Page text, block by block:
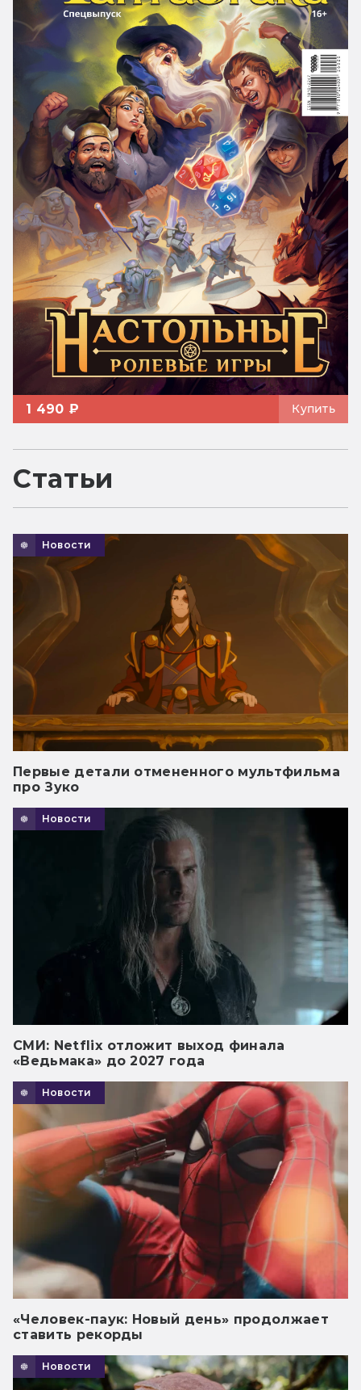
1 490 ₽ Купить
Статьи
Новости
Первые детали отмененного мультфильма
про Зуко
Новости
СМИ: Netflix отложит выход финала
«Ведьмака» до 2027 года
Новости
«Человек-паук: Новый день» продолжает
ставить рекорды
Новости